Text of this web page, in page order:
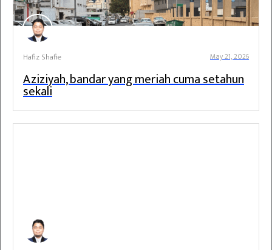
Hafiz Shafie May 21, 2026
Aziziyah, bandar yang meriah cuma setahun
sekali